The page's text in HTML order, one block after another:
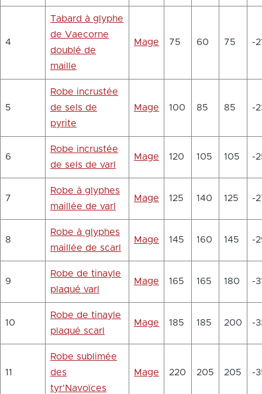
4
Tabard à glyphe
de Vaecorne
doublé de
maille
Mage 75 60 75 -
5
Robe incrustée
de sels de
pyrite
Mage 100 85 85 -
6
Robe incrustée
de sels de varl
Mage 120 105 105 -
7
Robe à glyphes
maillée de varl
Mage 125 140 125 -
8
Robe à glyphes
maillée de scarl
Mage 145 160 145 -
9
Robe de tinayle
plaqué varl
Mage 165 165 180 -
10
Robe de tinayle
plaqué scarl
Mage 185 185 200 -
11
Robe sublimée
des
tyr'Navoïces
Mage 220 205 205 -